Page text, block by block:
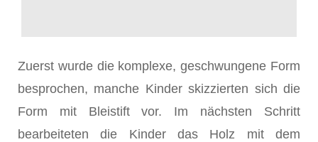
Zuerst wurde die komplexe, geschwungene Form
besprochen, manche Kinder skizzierten sich die
Form mit Bleistift vor. Im nächsten Schritt
bearbeiteten die Kinder das Holz mit dem